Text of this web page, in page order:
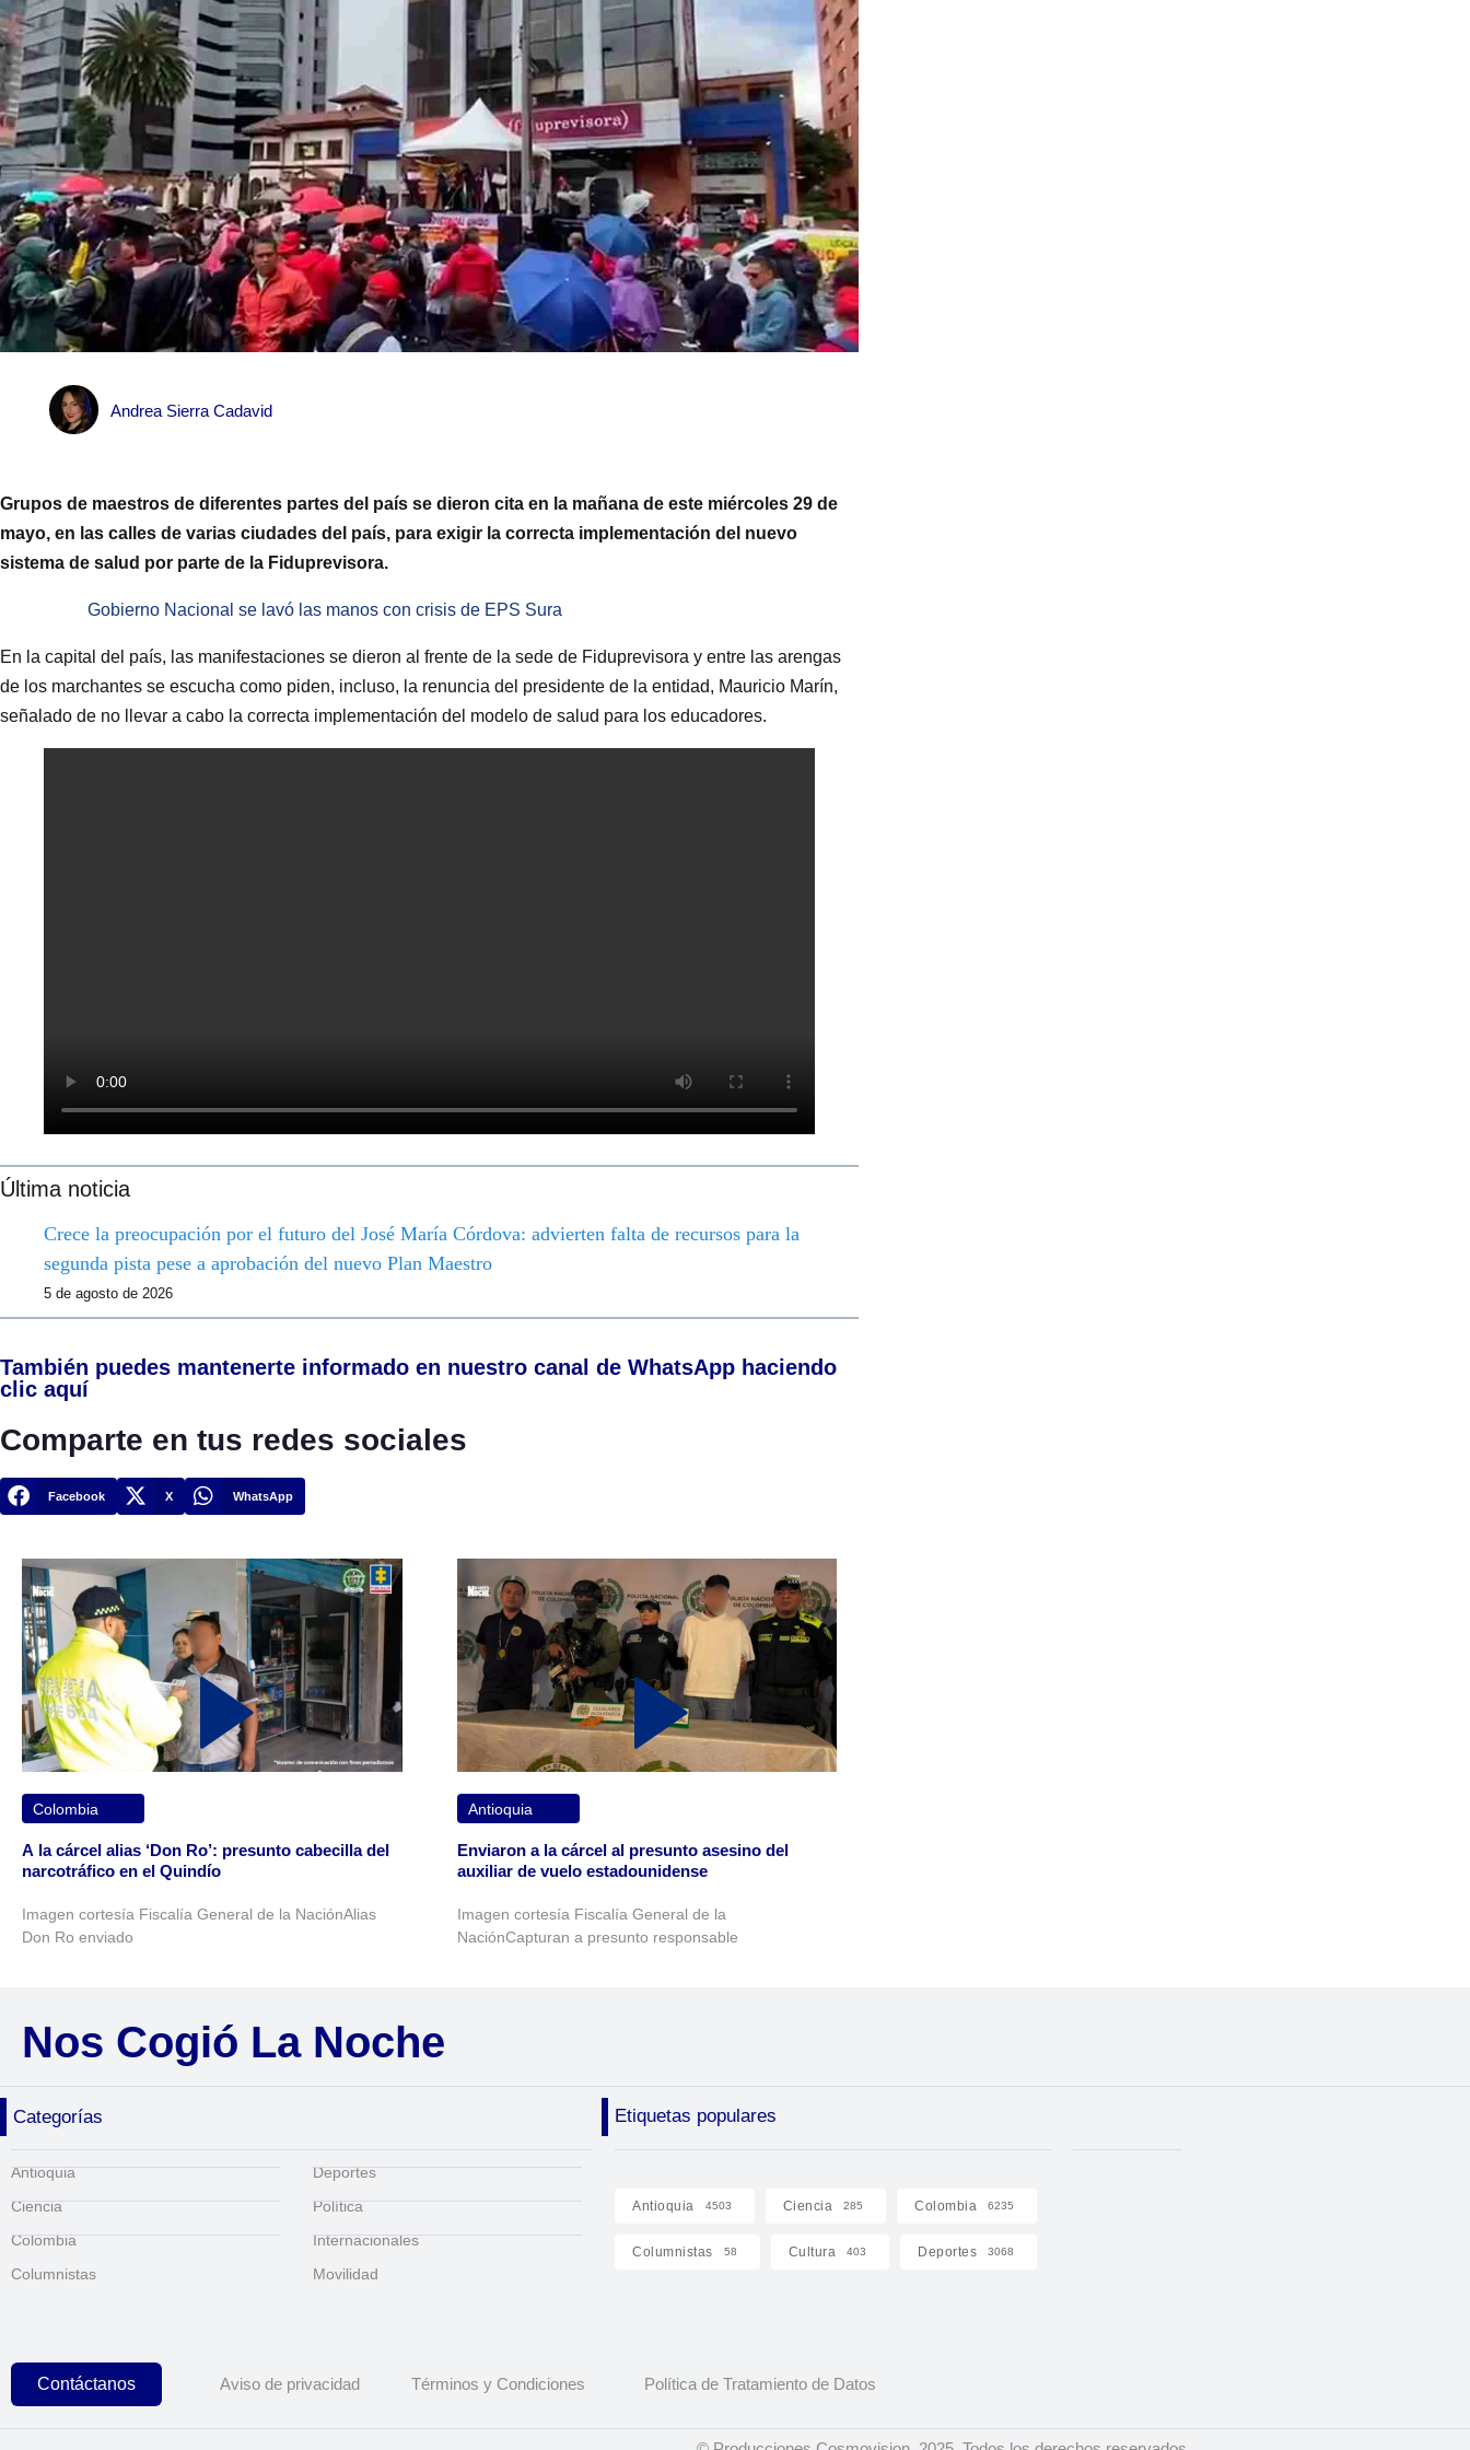
Andrea Sierra Cadavid
Grupos de maestros de diferentes partes del país se dieron cita en la mañana de este miércoles 29 de
mayo, en las calles de varias ciudades del país, para exigir la correcta implementación del nuevo
sistema de salud por parte de la Fiduprevisora.
Gobierno Nacional se lavó las manos con crisis de EPS Sura
En la capital del país, las manifestaciones se dieron al frente de la sede de Fiduprevisora y entre las arengas
de los marchantes se escucha como piden, incluso, la renuncia del presidente de la entidad, Mauricio Marín,
señalado de no llevar a cabo la correcta implementación del modelo de salud para los educadores.
Última noticia
Crece la preocupación por el futuro del José María Córdova: advierten falta de recursos para la
segunda pista pese a aprobación del nuevo Plan Maestro
5 de agosto de 2026
También puedes mantenerte informado en nuestro canal de WhatsApp haciendo
clic aquí
Comparte en tus redes sociales
Facebook X WhatsApp
Colombia
A la cárcel alias ‘Don Ro’: presunto cabecilla del
narcotráfico en el Quindío
Imagen cortesía Fiscalía General de la NaciónAlias
Don Ro enviado
Antioquia
Enviaron a la cárcel al presunto asesino del
auxiliar de vuelo estadounidense
Imagen cortesía Fiscalía General de la
NaciónCapturan a presunto responsable
Nos Cogió La Noche
Categorías Etiquetas populares
Antioquia
Ciencia
Colombia
Columnistas
Deportes
Política
Internacionales
Movilidad
Antioquia 4503 Ciencia 285 Colombia 6235
Columnistas 58 Cultura 403 Deportes 3068
Contáctanos Aviso de privacidad Términos y Condiciones Política de Tratamiento de Datos